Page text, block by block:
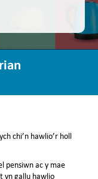
chi’n hawlio’r holl
pensiwn ac y mae
yn gallu hawlio